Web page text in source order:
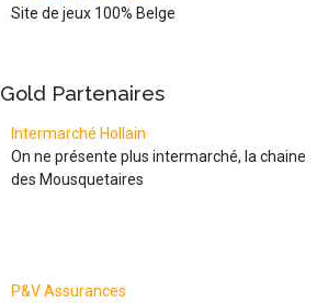
Site de jeux 100% Belge
Gold Partenaires
Intermarché Hollain
On ne présente plus intermarché, la chaine
des Mousquetaires
P&V Assurances